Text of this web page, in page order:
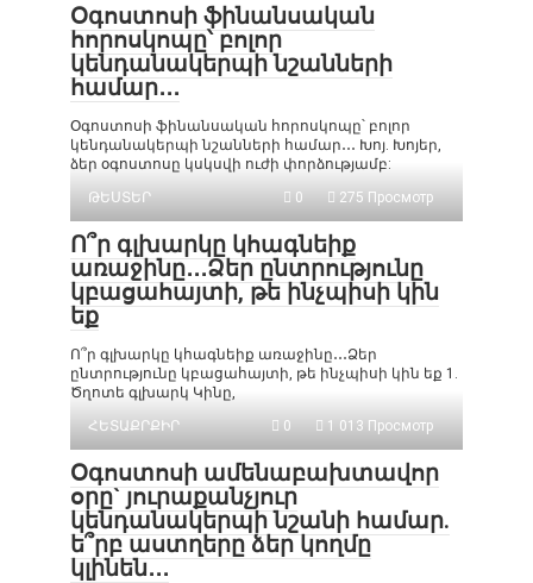
Օգոստոսի ֆինանսական
հորոսկոպը՝ բոլոր
կենդանակերպի նշանների
համար․․․
Օգոստոսի ֆինանսական հորոսկոպը՝ բոլոր
կենդանակերպի նշանների համար․․․ Խոյ. Խոյեր,
ձեր օգոստոսը կսկսվի ուժի փորձությամբ:
ԹԵՍՏԵՐ
0 275 Просмотр
Ո՞ր գլխարկը կհագնեիք
առաջինը․․․Ձեր ընտրությունը
կբացահայտի, թե ինչպիսի կին
եք
Ո՞ր գլխարկը կհագնեիք առաջինը․․․Ձեր
ընտրությունը կբացահայտի, թե ինչպիսի կին եք 1.
Ծղոտե գլխարկ Կինը,
ՀԵՏԱՔՐՔԻՐ
0 1 013 Просмотр
Օգոստոսի ամենաբախտավոր
օրը` յուրաքանչյուր
կենդանակերպի նշանի համար.
ե՞րբ աստղերը ձեր կողմը
կլինեն․․․